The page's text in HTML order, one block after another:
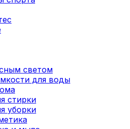
светом
для воды
стирки
уборки